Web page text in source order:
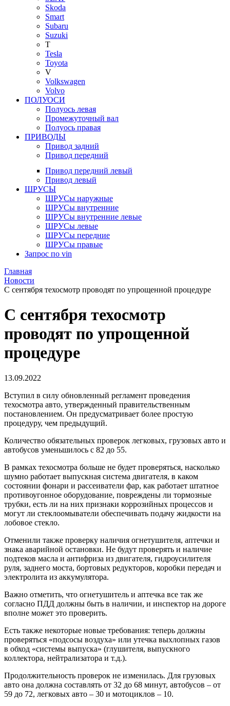
Skoda
Smart
Subaru
Suzuki
T
Tesla
Toyota
V
Volkswagen
Volvo
ПОЛУОСИ
Полуось левая
Промежуточный вал
Полуось правая
ПРИВОДЫ
Привод задний
Привод передний
Привод передний левый
Привод левый
ШРУСЫ
ШРУСы наружные
ШРУСы внутренние
ШРУСы внутренние левые
ШРУСы левые
ШРУСы передние
ШРУСы правые
Запрос по vin
Главная
Новости
С сентября техосмотр проводят по упрощенной процедуре
С сентября техосмотр
проводят по упрощенной
процедуре
13.09.2022
Вступил в силу обновленный регламент проведения
техосмотра авто, утвержденный правительственным
постановлением. Он предусматривает более простую
процедуру, чем предыдущий.
Количество обязательных проверок легковых, грузовых авто и
автобусов уменьшилось с 82 до 55.
В рамках техосмотра больше не будет проверяться, насколько
шумно работает выпускная система двигателя, в каком
состоянии фонари и рассеиватели фар, как работает штатное
противоугонное оборудование, повреждены ли тормозные
трубки, есть ли на них признаки коррозийных процессов и
могут ли стеклоомыватели обеспечивать подачу жидкости на
лобовое стекло.
Отменили также проверку наличия огнетушителя, аптечки и
знака аварийной остановки. Не будут проверять и наличие
подтеков масла и антифриза из двигателя, гидроусилителя
руля, заднего моста, бортовых редукторов, коробки передач и
электролита из аккумулятора.
Важно отметить, что огнетушитель и аптечка все так же
согласно ПДД должны быть в наличии, и инспектор на дороге
вполне может это проверить.
Есть также некоторые новые требования: теперь должны
проверяться «подсосы воздуха» или утечка выхлопных газов
в обход «системы выпуска» (глушителя, выпускного
коллектора, нейтрализатора и т.д.).
Продолжительность проверок не изменилась. Для грузовых
авто она должна составлять от 32 до 68 минут, автобусов – от
59 до 72, легковых авто – 30 и мотоциклов – 10.